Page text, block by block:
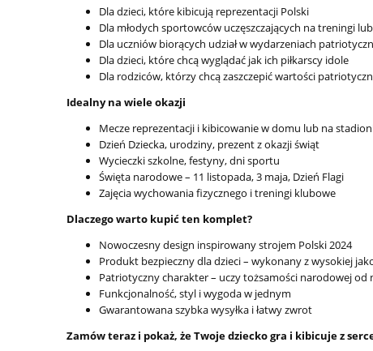
Dla dzieci, które kibicują reprezentacji Polski
Dla młodych sportowców uczęszczających na treningi
Dla uczniów biorących udział w wydarzeniach
Dla dzieci, które chcą wyglądać jak ich piłkarscy idole
Dla rodziców, którzy chcą zaszczepić wartości
Idealny na wiele okazji
Mecze reprezentacji i kibicowanie w domu lub na
Dzień Dziecka, urodziny, prezent z okazji świąt
Wycieczki szkolne, festyny, dni sportu
Święta narodowe – 11 listopada, 3 maja, Dzień Flagi
Zajęcia wychowania fizycznego i treningi klubowe
Dlaczego warto kupić ten komplet?
Nowoczesny design inspirowany strojem Polski 2024
Produkt bezpieczny dla dzieci – wykonany z wysokiej
Patriotyczny charakter – uczy tożsamości narodowej od
Funkcjonalność, styl i wygoda w jednym
Gwarantowana szybka wysyłka i łatwy zwrot
Zamów teraz i pokaż, że Twoje dziecko gra i kibicuje z